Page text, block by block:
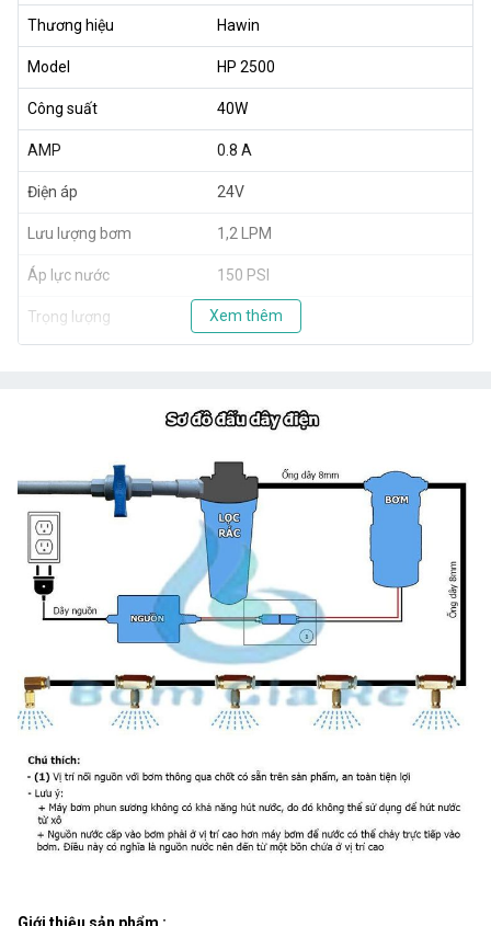
Thương hiệu Hawin
Model HP 2500
Công suất 40W
AMP 0.8 A
Điện áp 24V
Lưu lượng bơm 1,2 LPM
Áp lực nước 150 PSI
Trọng lượng 1,8 kg
Xem thêm
Giới thiệu sản phẩm :